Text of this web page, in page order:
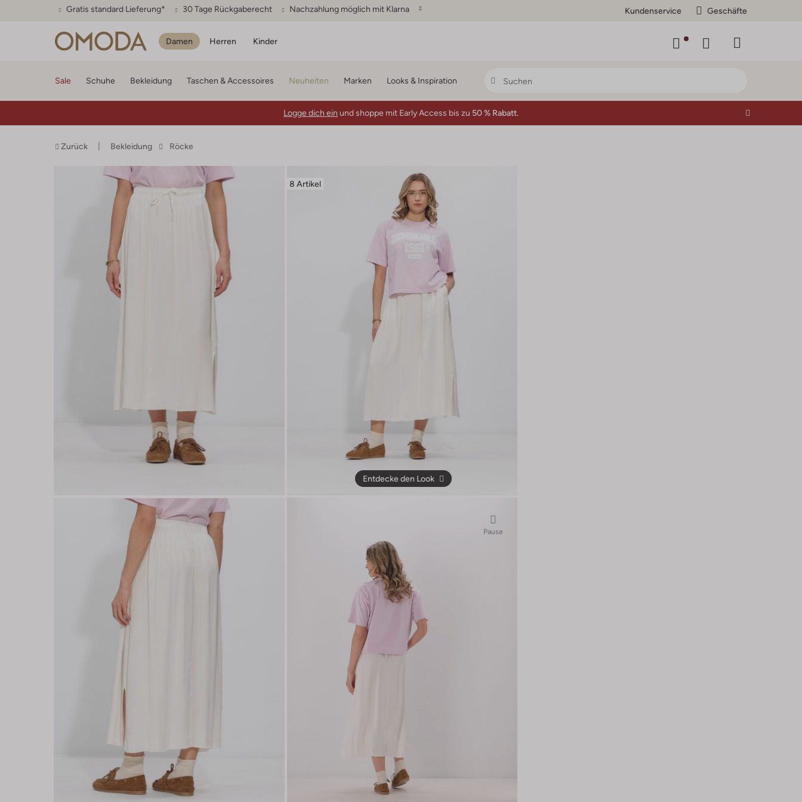
Gratis standard Lieferung* 30 Tage Rückgaberecht Nachzahlung möglich mit Klarna Kundenservice Geschäfte
Damen Herren Kinder
Sale Schuhe Bekleidung Taschen & Accessoires Neuheiten Marken Looks & Inspiration
Logge dich ein und shoppe mit Early Access bis zu 50 % Rabatt.
Zurück Bekleidung Röcke
8 Artikel
Entdecke den Look
Pause